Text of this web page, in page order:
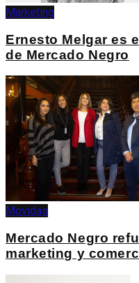
Marketing
Ernesto Melgar es
de Mercado Negro
Movidas
Mercado Negro
marketing y